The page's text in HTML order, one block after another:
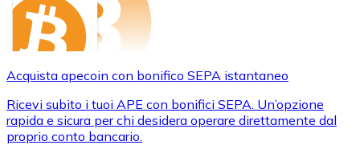
Acquista apecoin con bonifico SEPA istantaneo
Ricevi subito i tuoi APE con bonifici SEPA. Un’opzione
rapida e sicura per chi desidera operare direttamente dal
proprio conto bancario.